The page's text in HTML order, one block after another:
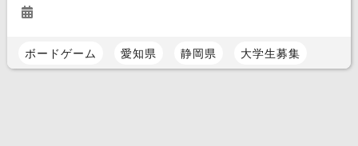
ボードゲーム 愛知県 静岡県 大学生募集